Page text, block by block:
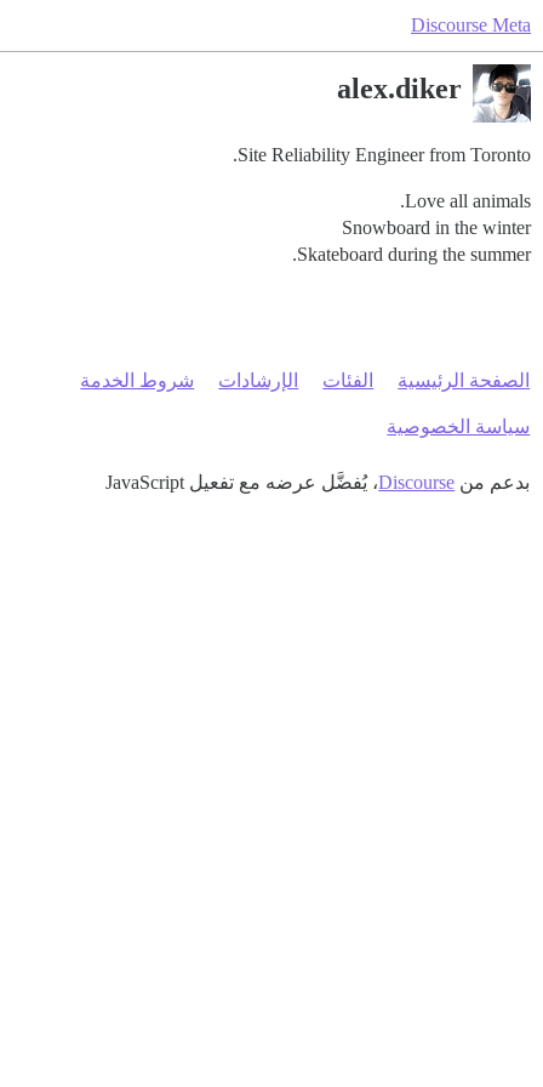
Discourse Meta
alex.diker
Site Reliability Engineer from Toronto.
Love all animals.
Snowboard in the winter
Skateboard during the summer.
الصفحة الرئيسية الفئات الإرشادات شروط الخدمة
سياسة الخصوصية
بدعم من Discourse، يُفضَّل عرضه مع تفعيل JavaScript